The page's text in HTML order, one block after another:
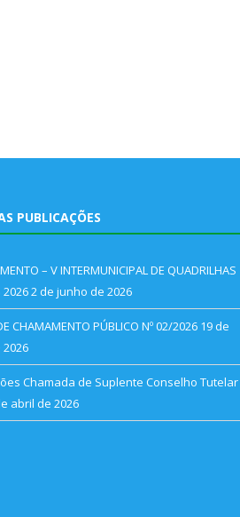
PUBLICAÇÕES
– V INTERMUNICIPAL DE QUADRILHAS
20262 de junho de 2026
CHAMAMENTO PÚBLICO Nº 02/2026 19 de
Chamada de Suplente Conselho Tutelar
abril de 2026